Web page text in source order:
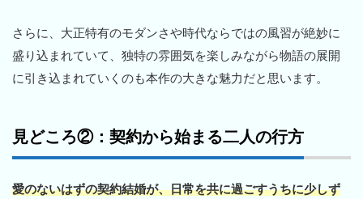
さらに、大正特有のモダンさや時代ならではの風習が絶妙に
盛り込まれていて、独特の雰囲気を楽しみながら物語の展開
に引き込まれていくのも本作の大きな魅力だと思います。
見どころ②：契約から始まる二人の行方
愛のないはずの契約結婚が、日常を共に過ごすうちに少しず